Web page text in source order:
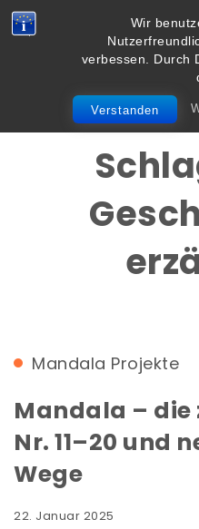
Wir
verbessen. Durch
Verstanden
Skip to content
Vielbegabt.de
Mandala Projekte
Mandala – die
Nr. 11–20 und
Wege
22. Januar 2025